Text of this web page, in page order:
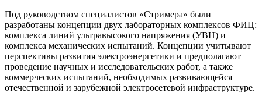
Под руководством специалистов «Стримера» были
разработаны концепции двух лабораторных комплексов ФИЦ:
комплекса линий ультравысокого напряжения (УВН) и
комплекса механических испытаний. Концепции учитывают
перспективы развития электроэнергетики и предполагают
проведение научных и исследовательских работ, а также
коммерческих испытаний, необходимых развивающейся
отечественной и зарубежной электросетевой инфраструктуре.